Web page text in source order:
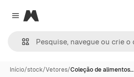
Close menu
Magnific
Início/stock/Vetores/Coleção de alimentos…